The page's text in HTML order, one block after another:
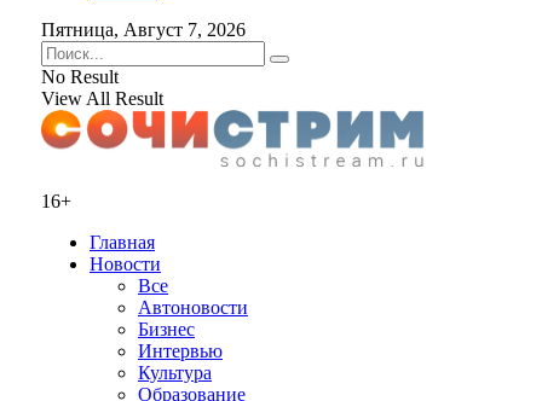
Пятница, Август 7, 2026
No Result
View All Result
16+
Главная
Новости
Все
Автоновости
Бизнес
Интервью
Культура
Образование